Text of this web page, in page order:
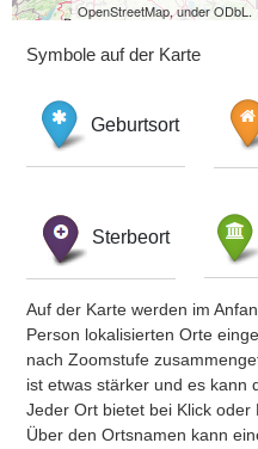
OpenStreetMap, under ODbL.
Symbole auf der Karte
Geburtsort
Sterbeort
Auf der Karte werden im
Person lokalisierten Orte
nach Zoomstufe
ist etwas stärker und es kann
Jeder Ort bietet bei Klick oder
Über den Ortsnamen kann